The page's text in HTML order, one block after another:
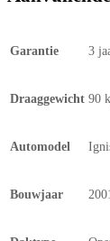
Garantie 3
Draaggewicht 90
Automodel
Bouwjaar